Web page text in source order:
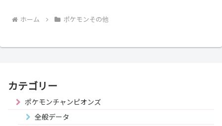
ホーム ポケモンその他
カテゴリー
ポケモンチャンピオンズ
全般データ